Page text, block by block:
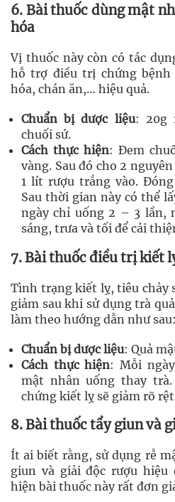
6. Bài thuốc dùng mật
hóa
Vị thuốc này còn có tác
hỗ trợ điều trị chứng
hóa, chán ăn,… hiệu quả.
Chuẩn bị dược liệu: 20g
chuối sứ.
Cách thực hiện: Đem
vàng. Sau đó cho 2
1 lít rượu trắng vào.
Sau thời gian này có thể
ngày chỉ uống 2 – 3 lần,
sáng, trưa và tối để cải
7. Bài thuốc điều trị kiết
Tình trạng kiết lỵ, tiêu chảy
giảm sau khi sử dụng trà
làm theo hướng dẫn như sau:
Chuẩn bị dược liệu: Quả
Cách thực hiện: Mỗi
mật nhân uống thay
chứng kiết lỵ sẽ giảm rõ
8. Bài thuốc tẩy giun và
Ít ai biết rằng, sử dụng rễ
giun và giải độc rượu hiệu
hiện bài thuốc này rất đơn